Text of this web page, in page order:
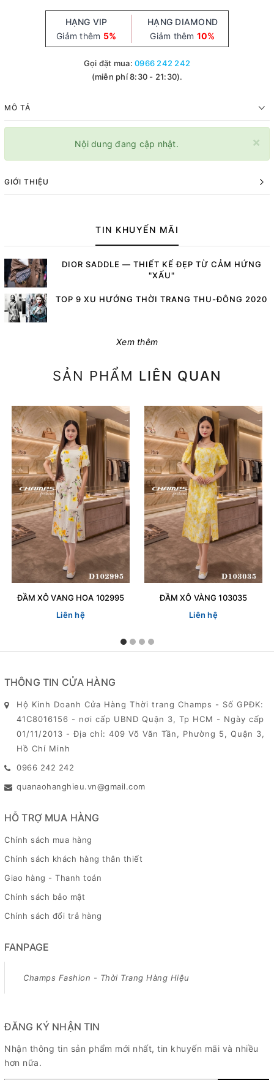
HẠNG VIP
Giảm thêm 5%
HẠNG DIAMOND
Giảm thêm 10%
Gọi đặt mua:0966 242 242
(miễn phí 8:30 - 21:30).
MÔ TẢ
×
Nội dung đang cập nhật.
GIỚI THIỆU
TIN KHUYẾN MÃI
DIOR SADDLE — THIẾT KẾ ĐẸP TỪ CẢM HỨNG
"XẤU"
TOP 9 XU HƯỚNG THỜI TRANG THU-ĐÔNG 2020
Xem thêm
SẢN PHẨM LIÊN QUAN
ĐẦM XÔ VANG HOA 102995
Liên hệ
ĐẦM XÔ VÀNG 103035
Liên hệ
THÔNG TIN CỬA HÀNG
Hộ Kinh Doanh Cửa Hàng Thời trang Champs - Số GPĐK:
41C8016156 - nơi cấp UBND Quận 3, Tp HCM - Ngày cấp
01/11/2013 - Địa chỉ: 409 Võ Văn Tần, Phường 5, Quận 3,
Hồ Chí Minh
0966 242 242
quanaohanghieu.vn@gmail.com
HỖ TRỢ MUA HÀNG
Chính sách mua hàng
Chính sách khách hàng thân thiết
Giao hàng - Thanh toán
Chính sách bảo mật
Chính sách đổi trả hàng
FANPAGE
Champs Fashion - Thời Trang Hàng Hiệu
ĐĂNG KÝ NHẬN TIN
Nhận thông tin sản phẩm mới nhất, tin khuyến mãi và nhiều
hơn nữa.